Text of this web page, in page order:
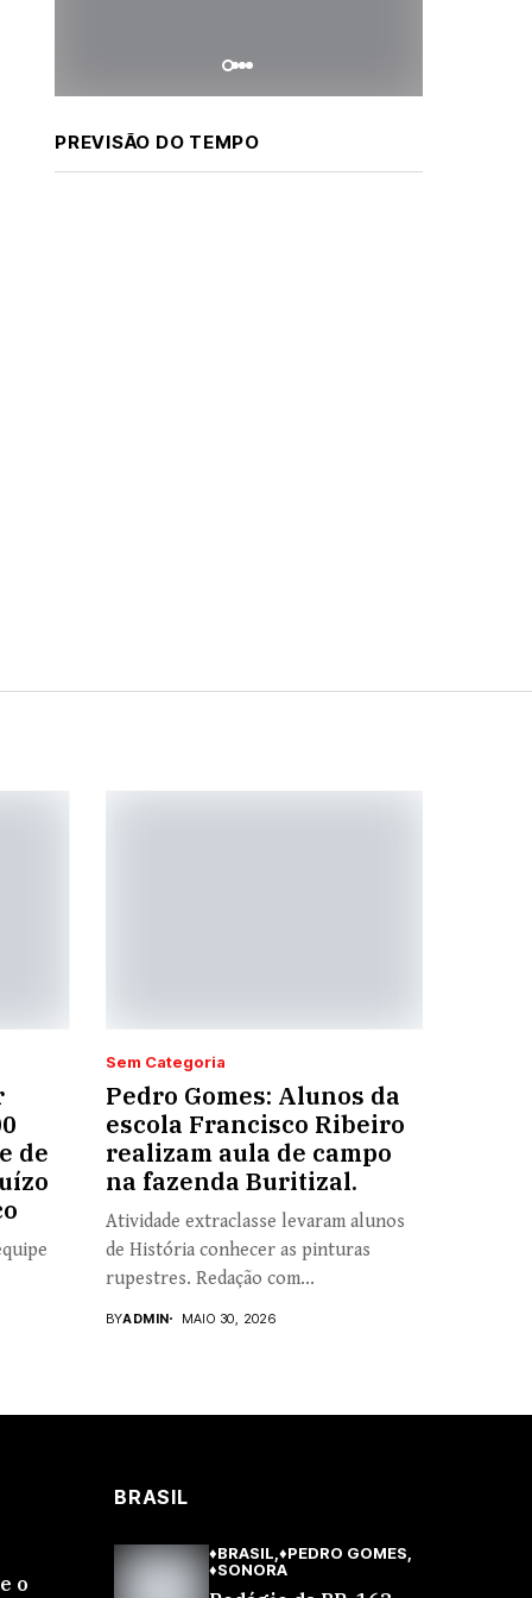
PREVISÃO DO TEMPO
de
Sem Categoria
Pedro Gomes: Alunos da
escola Francisco Ribeiro
realizam aula de campo
na fazenda Buritizal.
Atividade extraclasse levaram alunos
de História conhecer as pinturas
rupestres. Redação com...
BYADMIN MAIO 30, 2026
o
BRASIL
♦BRASIL ♦PEDRO GOMES
♦SONORA